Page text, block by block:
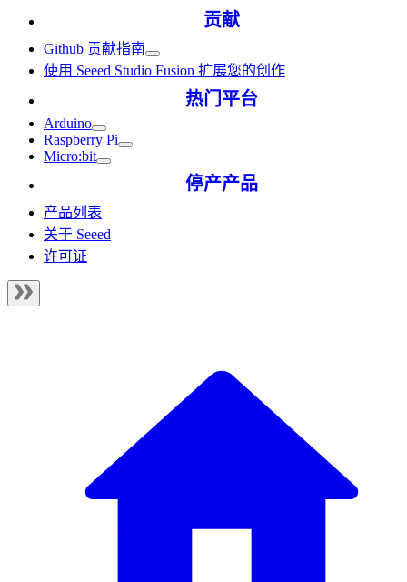
贡献
Github 贡献指南
使用 Seeed Studio Fusion 扩展您的创作
热门平台
Arduino
Raspberry Pi
Micro:bit
停产产品
产品列表
关于 Seeed
许可证